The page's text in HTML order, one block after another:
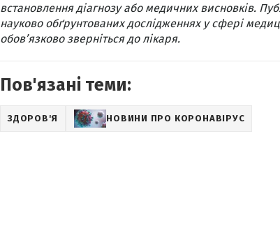
встановлення діагнозу або медичних висновків.
науково обґрунтованих дослідженнях у сфері
обов’язково зверніться до лікаря.
Пов'язані теми:
ЗДОРОВ'Я НОВИНИ ПРО КОРОНАВІРУС